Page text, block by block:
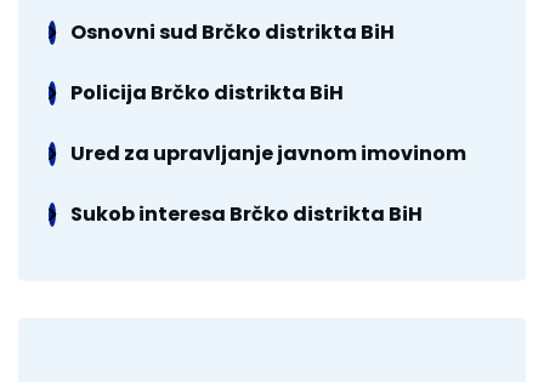
Osnovni sud Brčko distrikta BiH
Policija Brčko distrikta BiH
Ured za upravljanje javnom imovinom
Sukob interesa Brčko distrikta BiH